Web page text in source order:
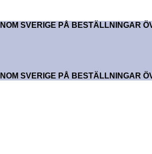
SVERIGE PÅ BESTÄLLNINGAR
SVERIGE PÅ BESTÄLLNINGAR